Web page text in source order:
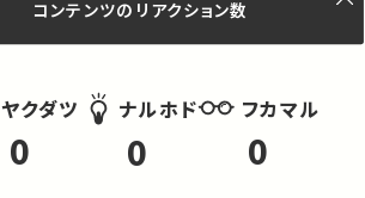
コンテンツの リアクション数
ヤクダツ
0
ナルホド
0
フカマル
0